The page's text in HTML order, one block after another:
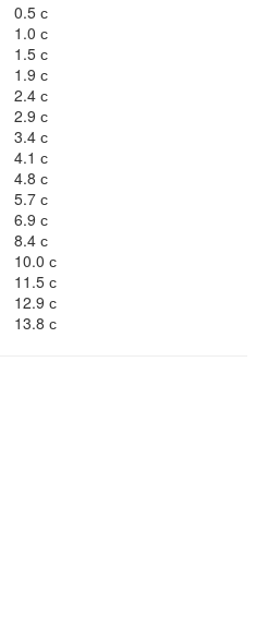
0.5 с
1.0 с
1.5 с
1.9 с
2.4 с
2.9 с
3.4 с
4.1 с
4.8 с
5.7 с
6.9 с
8.4 с
10.0 с
11.5 с
12.9 с
13.8 с